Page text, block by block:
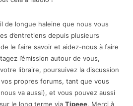
de longue haleine que nous vous
d’entretiens depuis plusieurs
le faire savoir et aidez-nous à faire
l’émission autour de vous,
libraire, poursuivez la discussion
propres forums, tant que vous
va aussi), et vous pouvez aussi
le long terme via Tipeee. Merci à